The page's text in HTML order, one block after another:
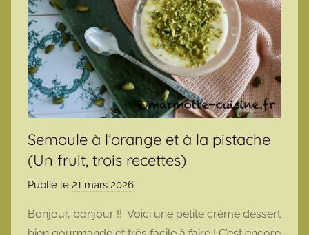
Semoule à l’orange et à la pistache
(Un fruit, trois recettes)
Publié le 21 mars 2026
r
Bonjour, bonjour !! Voici une petite crème dessert